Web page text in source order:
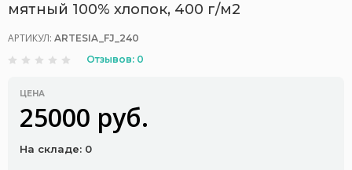
мятный 100% хлопок, 400 г/м2
АРТИКУЛ: ARTESIA_FJ_240
Отзывов: 0
ЦЕНА
25000 руб.
На складе: 0